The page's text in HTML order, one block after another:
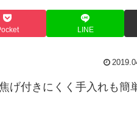
LINE
げ付きにくく手入れも簡